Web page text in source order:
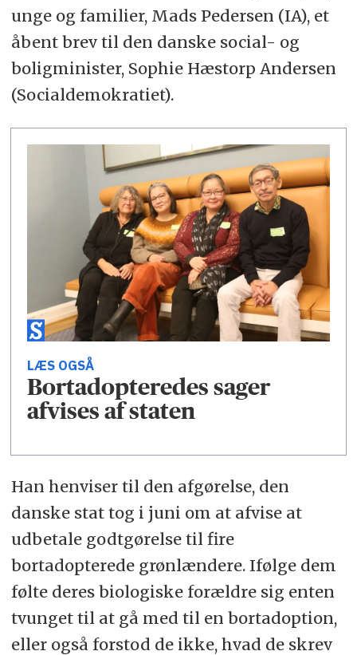
unge og familier, Mads Pedersen (IA), et
åbent brev til den danske social- og
boligminister, Sophie Hæstorp Andersen
(Socialdemokratiet).
LÆS OGSÅ
Bortadopteredes sager
afvises af staten
Han henviser til den afgørelse, den
danske stat tog i juni om at afvise at
udbetale godtgørelse til fire
bortadopterede grønlændere. Ifølge dem
følte deres biologiske forældre sig enten
tvunget til at gå med til en bortadoption,
eller også forstod de ikke, hvad de skrev